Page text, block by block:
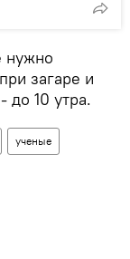
нужно
загаре и
до 10 утра.
ученые